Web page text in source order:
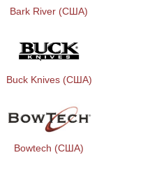
Bark River (США)
Buck Knives (США)
Bowtech (США)